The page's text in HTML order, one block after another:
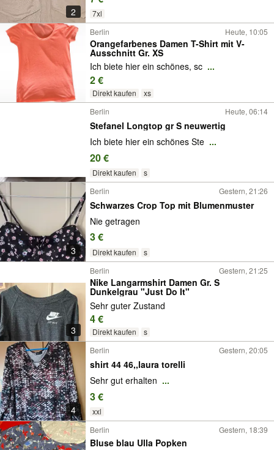
2
7xl
Berlin
Heute, 10:05
Orangefarbenes Damen T-Shirt mit V-
Ausschnitt Gr. XS
Ich biete hier ein schönes, sc ...
2 €
Direkt kaufen
xs
Berlin
Heute, 06:14
Stefanel Longtop gr S neuwertig
Ich biete hier ein schönes Ste ...
20 €
Direkt kaufen s
3
Berlin Gestern, 21:26
Schwarzes Crop Top mit Blumenmuster
Nie getragen
3 €
Direkt kaufen s
3
Berlin Gestern, 21:25
Nike Langarmshirt Damen Gr. S
Dunkelgrau "Just Do It"
Sehr guter Zustand
4 €
Direkt kaufen s
4
Berlin Gestern, 20:05
shirt 44 46,,laura torelli
Sehr gut erhalten ...
3 €
xxl
Berlin Gestern, 18:39
Bluse blau Ulla Popken